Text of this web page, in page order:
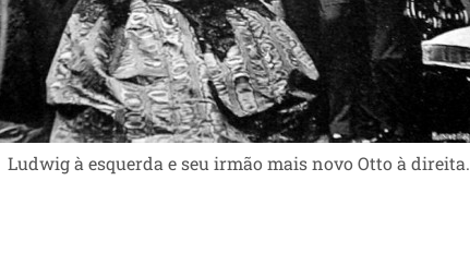
Ludwig à esquerda e seu irmão mais novo Otto à direita.